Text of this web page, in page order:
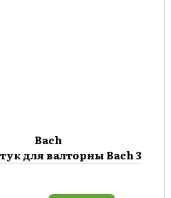
Bach
для валторны Bach 3